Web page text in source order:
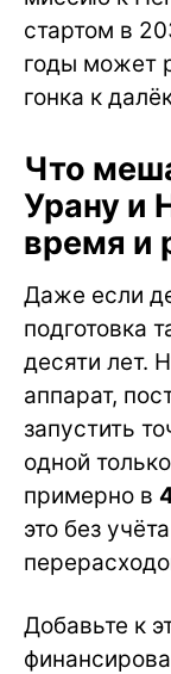
стартом в
годы может
гонка к
Что
Урану и
время и
Даже если
подготовка
десяти лет.
аппарат,
запустить
одной
примерно в
это без
Добавьте к